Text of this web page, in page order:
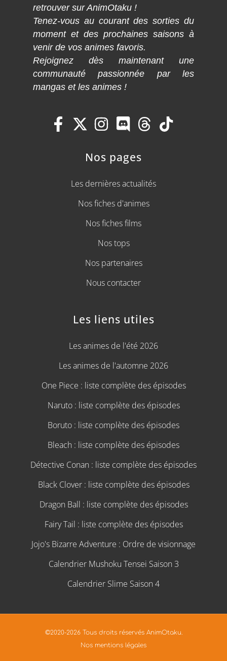
retrouver sur AnimOtaku !
Tenez-vous au courant des sorties du
moment et des prochaines saisons à
venir de vos animes favoris.
Rejoignez dès maintenant une
communauté passionnée par les
mangas et les animes !
Nos pages
Les dernières actualités
Nos fiches d'animes
Nos fiches films
Nos tops
Nos partenaires
Nous contacter
Les liens utiles
Les animes de l'été 2026
Les animes de l'automne 2026
One Piece : liste complète des épisodes
Naruto : liste complète des épisodes
Boruto : liste complète des épisodes
Bleach : liste complète des épisodes
Détective Conan : liste complète des épisodes
Black Clover : liste complète des épisodes
Dragon Ball : liste complète des épisodes
Fairy Tail : liste complète des épisodes
Jojo's Bizarre Adventure : Ordre de visionnage
Calendrier Mushoku Tensei Saison 3
Calendrier Slime Saison 4
©2020-2026 Tous droits réservés AnimOtaku.
Nos mentions légales